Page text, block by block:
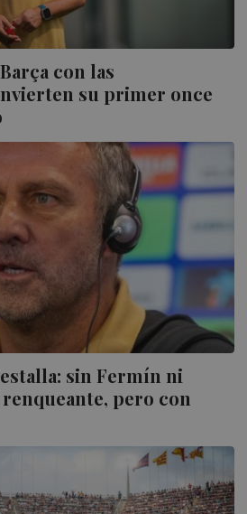
con las
su primer once
sin Fermín ni
pero con